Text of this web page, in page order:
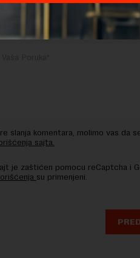
slanja komentara, molimo vas da
sajta.
je zaštićen pomocu reCaptcha i
su primenjeni.